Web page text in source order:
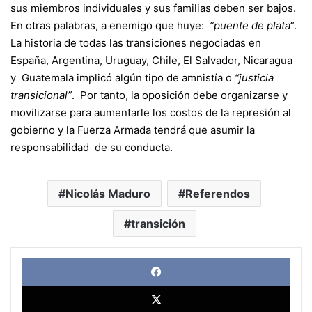
sus miembros individuales y sus familias deben ser bajos.
En otras palabras, a enemigo que huye: ”puente de plata”.
La historia de todas las transiciones negociadas en
España, Argentina, Uruguay, Chile, El Salvador, Nicaragua
y Guatemala implicó algún tipo de amnistía o “justicia
transicional”. Por tanto, la oposición debe organizarse y
movilizarse para aumentarle los costos de la represión al
gobierno y la Fuerza Armada tendrá que asumir la
responsabilidad de su conducta.
Nicolás Maduro Referendos
transición
X